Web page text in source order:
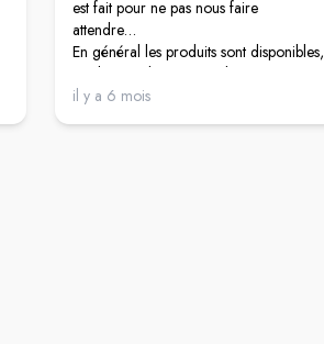
est fait pour ne pas nous faire
attendre…
En général les produits sont disponibles,
pas besoin de commander…
Bravo pour la gestion !
il y a 6 mois